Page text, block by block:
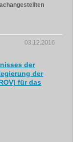
03.12.2016
der
der
für das